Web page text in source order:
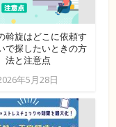
斡旋はどこに依頼す
で探したいときの方
法と注意点
年5月28日